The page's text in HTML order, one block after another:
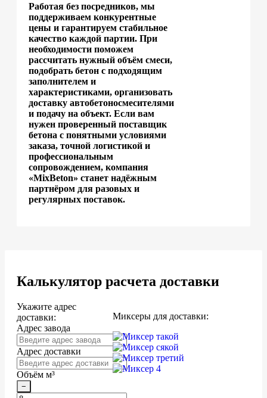
Работая без посредников, мы
поддерживаем конкурентные
цены и гарантируем стабильное
качество каждой партии. При
необходимости поможем
рассчитать нужный объём смеси,
подобрать бетон с подходящим
заполнителем и
характеристиками, организовать
доставку автобетоносмесителями
и подачу на объект. Если вам
нужен проверенный поставщик
бетона с понятными условиями
заказа, точной логистикой и
профессиональным
сопровождением, компания
«MixBeton» станет надёжным
партнёром для разовых и
регулярных поставок.
Калькулятор расчета доставки
Укажите адрес
доставки:
Адрес завода
Адрес доставки
Объём м³
−
Миксеры для доставки: